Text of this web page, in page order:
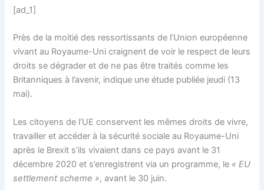
[ad_1]
Près de la moitié des ressortissants de l’Union européenne
vivant au Royaume-Uni craignent de voir le respect de leurs
droits se dégrader et de ne pas être traités comme les
Britanniques à l’avenir, indique une étude publiée jeudi (13
mai).
Les citoyens de l’UE conservent les mêmes droits de vivre,
travailler et accéder à la sécurité sociale au Royaume-Uni
après le Brexit s’ils vivaient dans ce pays avant le 31
décembre 2020 et s’enregistrent via un programme, le « EU
settlement scheme », avant le 30 juin.